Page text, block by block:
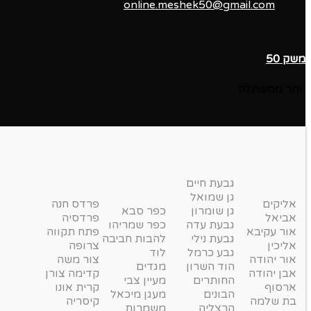
online.meshek50@gmail.com
משק 50
אליקים
אביאל
אור עקיבא
אליכין
אור יהודה
אבן יהודה
ארסוף
בת שלמה
גבעת חיים
גן שמואל
גן שומרון
גבעת עדה
גבעת נילי
גבע כרמל
הוד השרון
החותרים
הבונים
הרצליה
כפר סבא
כפר שמריהו
להבות חביבה
לוד
מגדים
מעיין צבי
מעגן מיכאל
משמרות
פרדס חנה
פרדסיה
פתח תקווה
צרופה
צור משה
קדימה צורן
קרית אונו
קיסריה